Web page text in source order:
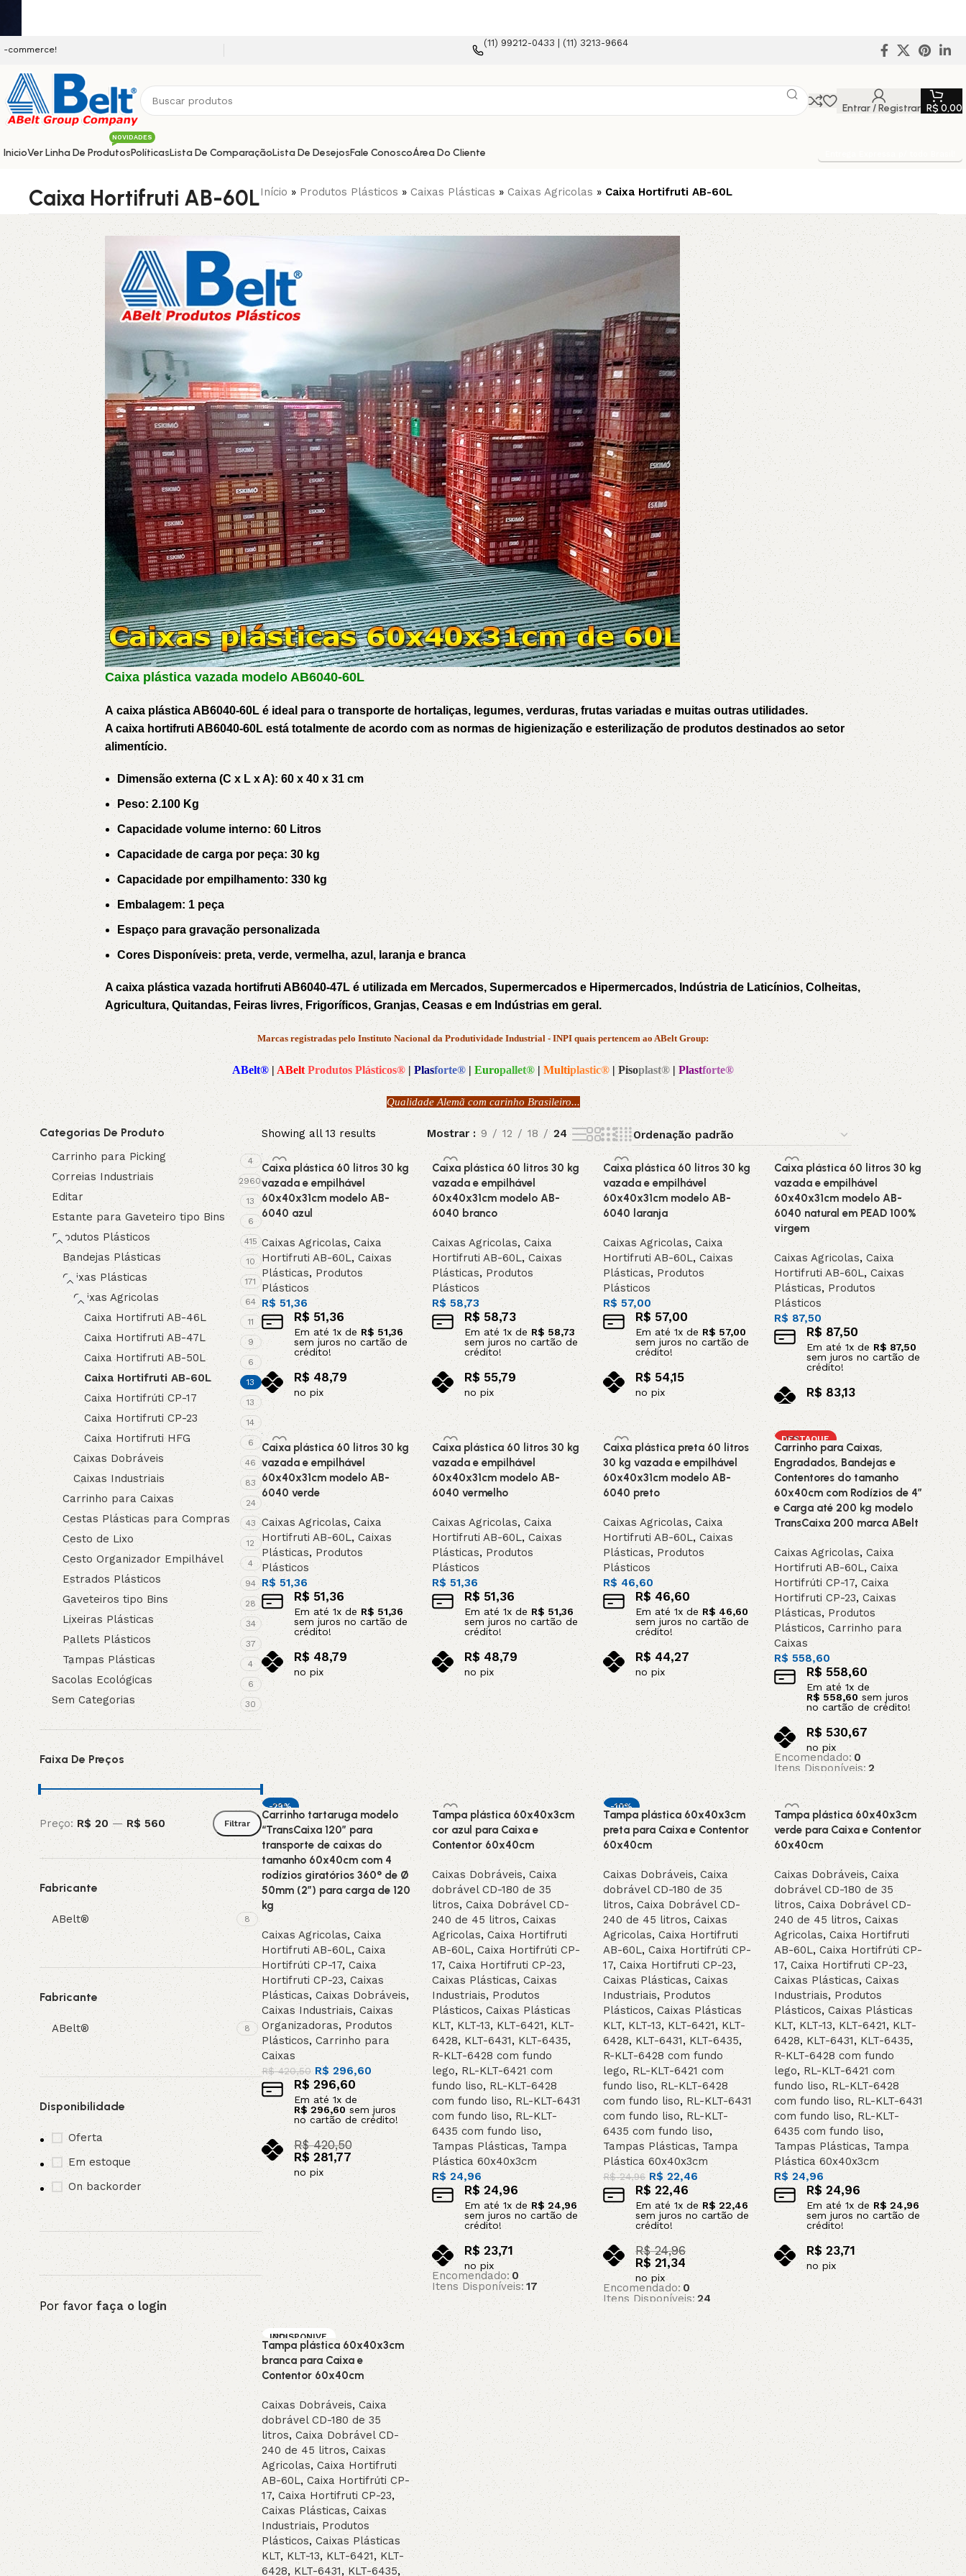
(11) 99212-0433 | (11) 3213-9664
Entrar / Registrar R$ 0,00
InicioVer Linha De Produtos
NOVIDADES
3L 3VX 5V 5VX AA AVX
A AX B BX C CC
CX D PJ PJ PK PK
PL SPA SPB SPZ
XPA XPB XPZ ZX
PolíticasLista De ComparaçãoLista De DesejosFale ConoscoÁrea Do Cliente
Caixa Hortifruti AB-60LInício » Produtos Plásticos » Caixas Plásticas » Caixas Agricolas » Caixa Hortifruti AB-60L
Caixa plástica vazada modelo AB6040-60L
A caixa plástica AB6040-60L é ideal para o transporte de hortaliças, legumes, verduras, frutas variadas e muitas outras utilidades.
A caixa hortifruti AB6040-60L está totalmente de acordo com as normas de higienização e esterilização de produtos destinados ao setor
alimentício.
Dimensão externa (C x L x A): 60 x 40 x 31 cm
Peso: 2.100 Kg
Capacidade volume interno: 60 Litros
Capacidade de carga por peça: 30 kg
Capacidade por empilhamento: 330 kg
Embalagem: 1 peça
Espaço para gravação personalizada
Cores Disponíveis: preta, verde, vermelha, azul, laranja e branca
A caixa plástica vazada hortifruti AB6040-47L é utilizada em Mercados, Supermercados e Hipermercados, Indústria de Laticínios, Colheitas,
Agricultura, Quitandas, Feiras livres, Frigoríficos, Granjas, Ceasas e em Indústrias em geral.
Marcas registradas pelo Instituto Nacional da Produtividade Industrial - INPI quais pertencem ao ABelt Group:
ABelt®| ABelt Produtos Plásticos® | Plasforte® | Europallet® | Multiplastic® | Pisoplast® | Plastforte®
Qualidade Alemã com carinho Brasileiro...
Categorias De Produto
Carrinho para Picking 4
Correias Industriais 2960
Editar 13
Estante para Gaveteiro tipo Bins 6
Produtos Plásticos 415
Bandejas Plásticas 10
Caixas Plásticas 171
Caixas Agricolas 64
Caixa Hortifruti AB-46L 11
Caixa Hortifruti AB-47L 9
Caixa Hortifruti AB-50L 6
Caixa Hortifruti AB-60L 13
Caixa Hortifrúti CP-17 13
Caixa Hortifruti CP-23 14
Caixa Hortifruti HFG 6
Caixas Dobráveis 46
Caixas Industriais 83
Carrinho para Caixas 24
Cestas Plásticas para Compras 43
Cesto de Lixo 12
Cesto Organizador Empilhável 4
Estrados Plásticos 94
Gaveteiros tipo Bins 28
Lixeiras Plásticas 34
Pallets Plásticos 37
Tampas Plásticas 4
Sacolas Ecológicas 6
Sem Categorias 30
Faixa De Preços
Filtrar
Preço: R$ 20 — R$ 560
Fabricante
ABelt® 8
Fabricante
ABelt® 8
Disponibilidade
Oferta
Em estoque
On backorder
Por favor faça o login
Showing all 13 results Mostrar 9 12 18 24
Caixa plástica 60 litros 30 kg
vazada e empilhável
60x40x31cm modelo AB-
6040 azul
Caixas Agricolas,Caixa
Hortifruti AB-60L, Caixas
Plásticas, Produtos
Plásticos
R$ 51,36
R$51,36
Em até 1x de R$51,36
sem juros no cartão de
crédito!
R$48,79
no pix
Adicionar ao carrinho
Caixa plástica 60 litros 30 kg
vazada e empilhável
60x40x31cm modelo AB-
6040 branco
Caixas Agricolas,Caixa
Hortifruti AB-60L,Caixas
Plásticas, Produtos
Plásticos
R$ 58,73
R$ 58,73
Em até1x deR$ 58,73
sem juros no cartão de
crédito!
R$ 55,79
no pix
Adicionar ao carrinho
Caixa plástica 60 litros 30 kg
vazada e empilhável
60x40x31cm modelo AB-
6040 laranja
Caixas Agricolas,Caixa
Hortifruti AB-60L,Caixas
Plásticas,Produtos
Plásticos
R$57,00
R$ 57,00
Em até1x de R$ 57,00
sem juros no cartão de
crédito!
R$54,15
no pix
Adicionar ao carrinho
Caixa plástica 60 litros 30 kg
vazada e empilhável
60x40x31cm modelo AB-
6040 natural em PEAD 100%
virgem
Caixas Agricolas, Caixa
Hortifruti AB-60L,Caixas
Plásticas, Produtos
Plásticos
R$ 87,50
R$87,50
Em até 1x de R$ 87,50
sem juros no cartão de
crédito!
R$83,13
no pix
Adicionar ao carrinho
Caixa plástica 60 litros 30 kg
vazada e empilhável
60x40x31cm modelo AB-
6040 verde
Caixas Agricolas,Caixa
Hortifruti AB-60L, Caixas
Plásticas, Produtos
Plásticos
R$ 51,36
R$51,36
Em até 1x de R$ 51,36
sem juros no cartão de
crédito!
R$48,79
no pix
Adicionar ao carrinho
Caixa plástica 60 litros 30 kg
vazada e empilhável
60x40x31cm modelo AB-
6040 vermelho
Caixas Agricolas,Caixa
Hortifruti AB-60L,Caixas
Plásticas, Produtos
Plásticos
R$ 51,36
R$ 51,36
Em até1x deR$ 51,36
sem juros no cartão de
crédito!
R$ 48,79
no pix
Adicionar ao carrinho
Caixa plástica preta 60 litros
30 kg vazada e empilhável
60x40x31cm modelo AB-
6040 preto
Caixas Agricolas,Caixa
Hortifruti AB-60L,Caixas
Plásticas,Produtos
Plásticos
R$46,60
R$46,60
Em até1x deR$ 46,60
sem juros no cartão de
crédito!
R$44,27
no pix
Adicionar ao carrinho
DESTAQUE
Carrinho para Caixas,
Engradados, Bandejas e
Contentores do tamanho
60x40cm com Rodízios de 4”
e Carga até 200 kg modelo
TransCaixa 200 marca ABelt
Caixas Agricolas,Caixa
Hortifruti AB-60L, Caixa
Hortifrúti CP-17, Caixa
Hortifruti CP-23,Caixas
Plásticas,Produtos
Plásticos,Carrinho para
Caixas
R$558,60
R$558,60
Em até 1x de
R$ 558,60sem juros
no cartão de crédito!
R$530,67
no pix
Encomendado: 0
Itens Disponíveis: 2
Adicionar ao carrinho
-29%
Carrinho tartaruga modelo
“TransCaixa 120″ para
transporte de caixas do
tamanho 60x40cm com 4
rodízios giratórios 360° de Ø
50mm (2”) para carga de 120
kg
Caixas Agricolas, Caixa
Hortifruti AB-60L,Caixa
Hortifrúti CP-17,Caixa
Hortifruti CP-23,Caixas
Plásticas, Caixas Dobráveis,
Caixas Industriais,Caixas
Organizadoras, Produtos
Plásticos, Carrinho para
Caixas
R$420,50 R$296,60
R$ 296,60
Em até1x de
R$296,60sem juros
no cartão de crédito!
R$420,50
R$ 281,77
no pix
Adicionar ao carrinho
Tampa plástica 60x40x3cm
cor azul para Caixa e
Contentor 60x40cm
Caixas Dobráveis,Caixa
dobrável CD-180 de 35
litros,Caixa Dobrável CD-
240 de 45 litros,Caixas
Agricolas,Caixa Hortifruti
AB-60L,Caixa Hortifrúti CP-
17,Caixa Hortifruti CP-23,
Caixas Plásticas,Caixas
Industriais, Produtos
Plásticos,Caixas Plásticas
KLT, KLT-13,KLT-6421, KLT-
6428,KLT-6431, KLT-6435,
R-KLT-6428 com fundo
lego,RL-KLT-6421 com
fundo liso,RL-KLT-6428
com fundo liso, RL-KLT-6431
com fundo liso,RL-KLT-
6435 com fundo liso,
Tampas Plásticas,Tampa
Plástica 60x40x3cm
R$24,96
R$24,96
Em até1x deR$ 24,96
sem juros no cartão de
crédito!
R$23,71
no pix
Encomendado: 0
Itens Disponíveis: 17
Adicionar ao carrinho
-10%
Tampa plástica 60x40x3cm
preta para Caixa e Contentor
60x40cm
Caixas Dobráveis,Caixa
dobrável CD-180 de 35
litros,Caixa Dobrável CD-
240 de 45 litros,Caixas
Agricolas,Caixa Hortifruti
AB-60L,Caixa Hortifrúti CP-
17,Caixa Hortifruti CP-23,
Caixas Plásticas,Caixas
Industriais,Produtos
Plásticos,Caixas Plásticas
KLT, KLT-13, KLT-6421, KLT-
6428,KLT-6431,KLT-6435,
R-KLT-6428 com fundo
lego, RL-KLT-6421 com
fundo liso,RL-KLT-6428
com fundo liso,RL-KLT-6431
com fundo liso, RL-KLT-
6435 com fundo liso,
Tampas Plásticas, Tampa
Plástica 60x40x3cm
R$24,96 R$ 22,46
R$ 22,46
Em até1x deR$22,46
sem juros no cartão de
crédito!
R$24,96
R$21,34
no pix
Encomendado: 0
Itens Disponíveis:24
Adicionar ao carrinho
Tampa plástica 60x40x3cm
verde para Caixa e Contentor
60x40cm
Caixas Dobráveis,Caixa
dobrável CD-180 de 35
litros, Caixa Dobrável CD-
240 de 45 litros, Caixas
Agricolas, Caixa Hortifruti
AB-60L,Caixa Hortifrúti CP-
17, Caixa Hortifruti CP-23,
Caixas Plásticas,Caixas
Industriais, Produtos
Plásticos, Caixas Plásticas
KLT, KLT-13,KLT-6421,KLT-
6428, KLT-6431, KLT-6435,
R-KLT-6428 com fundo
lego,RL-KLT-6421 com
fundo liso, RL-KLT-6428
com fundo liso, RL-KLT-6431
com fundo liso,RL-KLT-
6435 com fundo liso,
Tampas Plásticas, Tampa
Plástica 60x40x3cm
R$24,96
R$24,96
Em até 1x deR$ 24,96
sem juros no cartão de
crédito!
R$23,71
no pix
Adicionar ao carrinho
INDISPONIVE
L / SOB ENCO
MENDA
Tampa plástica 60x40x3cm
branca para Caixa e
Contentor 60x40cm
Caixas Dobráveis,Caixa
dobrável CD-180 de 35
litros, Caixa Dobrável CD-
240 de 45 litros,Caixas
Agricolas, Caixa Hortifruti
AB-60L,Caixa Hortifrúti CP-
17, Caixa Hortifruti CP-23,
Caixas Plásticas,Caixas
Industriais, Produtos
Plásticos, Caixas Plásticas
KLT, KLT-13,KLT-6421, KLT-
6428, KLT-6431,KLT-6435,